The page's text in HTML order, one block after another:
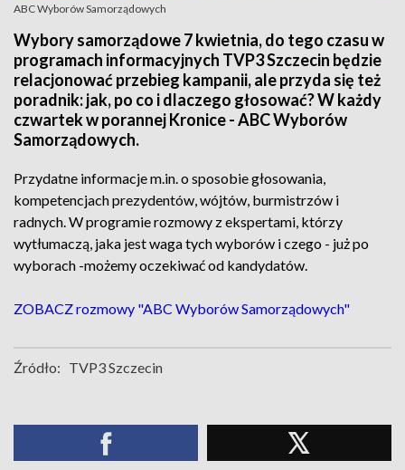
ABC Wyborów Samorządowych
Wybory samorządowe 7 kwietnia, do tego czasu w
programach informacyjnych TVP3 Szczecin będzie
relacjonować przebieg kampanii, ale przyda się też
poradnik: jak, po co i dlaczego głosować? W każdy
czwartek w porannej Kronice - ABC Wyborów
Samorządowych.
Przydatne informacje m.in. o sposobie głosowania,
kompetencjach prezydentów, wójtów, burmistrzów i
radnych. W programie rozmowy z ekspertami, którzy
wytłumaczą, jaka jest waga tych wyborów i czego - już po
wyborach -możemy oczekiwać od kandydatów.
ZOBACZ rozmowy "ABC Wyborów Samorządowych"
Źródło: TVP3 Szczecin